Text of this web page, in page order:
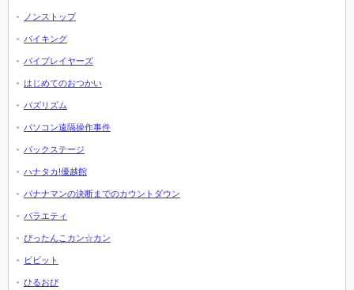
ノンストップ
バイキング
バイプレイヤーズ
はじめてのおつかい
バズリズム
パソコン遠隔操作事件
バックステージ
ハナタカ!優越館
バナナマンの決断までのカウントダウン
バラエティ
ぴったんこカン☆カン
ビビット
ひるおび